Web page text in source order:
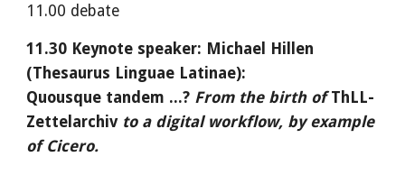
11.00 debate
11.30 Keynote speaker: Michael Hillen
(Thesaurus Linguae Latinae):
Quousque tandem ...? From the birth of ThLL-
Zettelarchiv to a digital workflow, by example
of Cicero.